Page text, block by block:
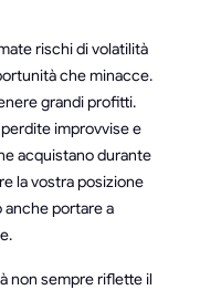
rischi di volatilità
che minacce.
grandi profitti.
improvvise e
acquistano durante
la vostra posizione
portare a
non sempre riflette il